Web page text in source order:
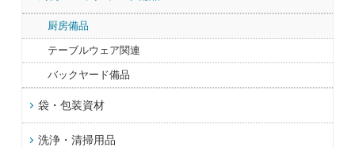
厨房備品
テーブルウェア関連
バックヤード備品
袋・包装資材
洗浄・清掃用品